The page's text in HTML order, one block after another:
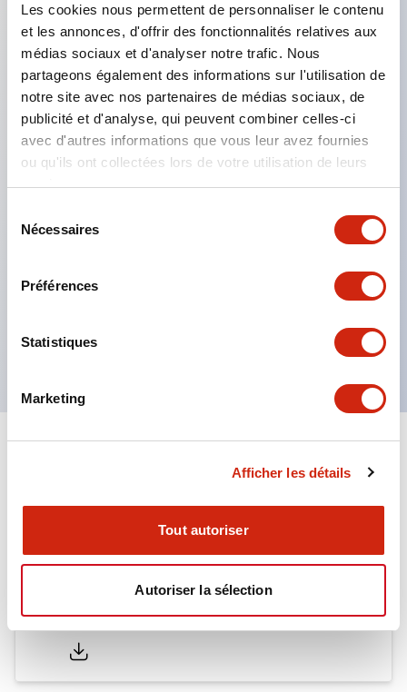
Les cookies nous permettent de personnaliser le contenu
et les annonces, d'offrir des fonctionnalités relatives aux
médias sociaux et d'analyser notre trafic. Nous
partageons également des informations sur l'utilisation de
notre site avec nos partenaires de médias sociaux, de
publicité et d'analyse, qui peuvent combiner celles-ci
avec d'autres informations que vous leur avez fournies
ou qu'ils ont collectées lors de votre utilisation de leurs
services.
Nécessaires
Préférences
Statistiques
Marketing
Afficher les détails
Tout autoriser
Autoriser la sélection
Caractéristiques clés
Le montage en groupe serré est possible, et le
montage/démontage de l’unité de contact est
également facile même lors du montage en groupe
serré.
La structure de protection est de type résistant
de type fermé)
normes EN. (Sauf buzzer)
Catalogues Et Brochures
01/09/2025.PDF731.97KB